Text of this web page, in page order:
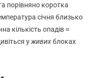
порівняно коротка
січня близько
кількість опадів ≈
уживихблоках